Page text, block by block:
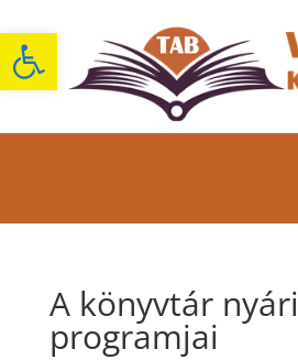
Eszköztár megnyitása
A könyvtár nyári
programjai